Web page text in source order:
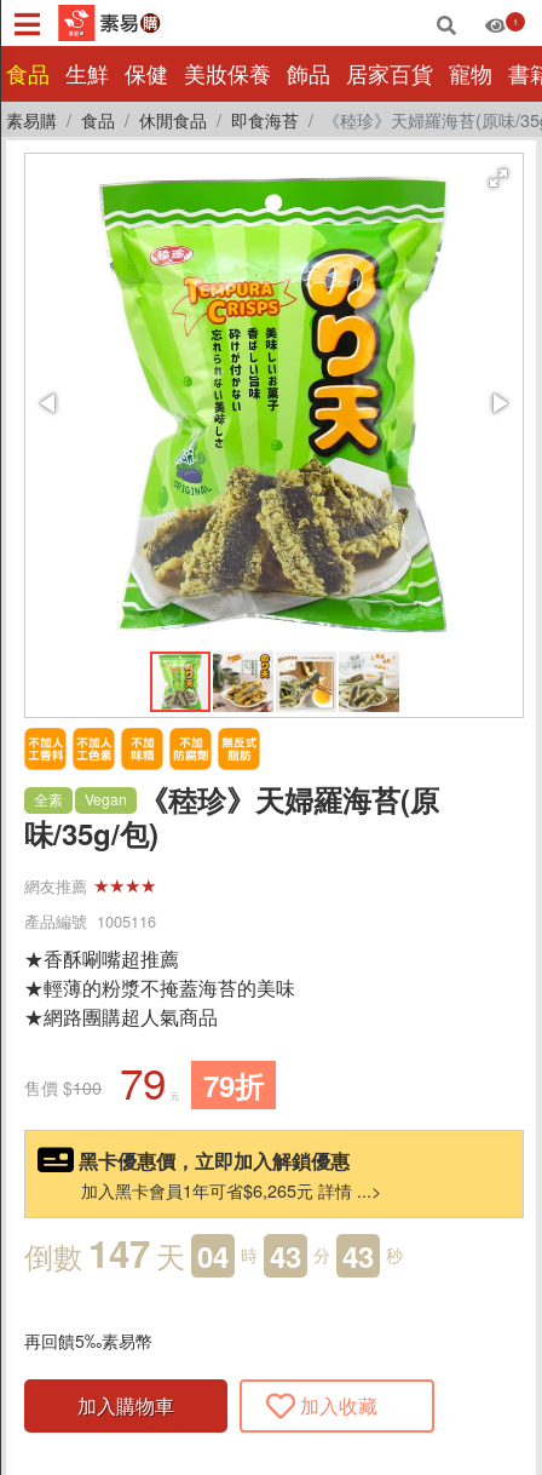
1
食品 生鮮 保健 美妝保養 飾品 居家百貨 寵物 書
素易購 食品 休閒食品 即食海苔 《稑珍》天婦羅海苔(原味/
食品
書籍影音
父親節蛋糕88折
休閒食品
餅乾/酥餅
素肉乾/豆干/蒟蒻
蔬果乾/蜜餞
堅果/穀類
料理食材
調理包/醬菜/罐頭
沾拌醬
米/麵/泡麵
果醬/抹醬
糖/蜜/鹽/香料
素鬆/香鬆
烘培材料
全素 Vegan
《稑珍》天婦羅海苔(原
味/35g/包)
網友推薦 ★★★★
產品編號 1005116
★香酥唰嘴超推薦
★輕薄的粉漿不掩蓋海苔的美味
★網路團購超人氣商品
售價 $100 79 元 79折
黑卡優惠價，立即加入解鎖優惠
加入黑卡會員1年可省$6,265元 詳情 ...>
倒數 147 天 04 時 43 分 41 秒
再回饋5‰素易幣
加入購物車 加入收藏